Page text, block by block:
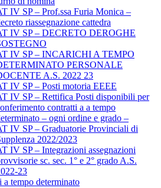
IV SP – Prof.ssa Furia Monica –
riassegnazione cattedra
IV SP – DECRETO DEROGHE
IV SP – INCARICHI A TEMPO
PERSONALE
A.S. 2022 23
IV SP – Posti motoria EEEE
IV SP – Rettifica Posti disponibili per
contratti a a tempo
– ogni ordine e grado –
IV SP – Graduatorie Provinciali di
2022/2023
IV SP – Integrazioni assegnazioni
sc. sec. 1° e 2° grado A.S.
23
a tempo determinato